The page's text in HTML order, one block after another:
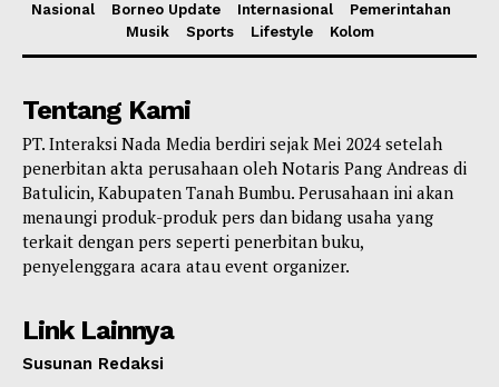
Nasional Borneo Update Internasional
Pemerintahan
Musik
Sports Lifestyle Kolom
Tentang Kami
PT. Interaksi Nada Media berdiri sejak Mei 2024 setelah
penerbitan akta perusahaan oleh Notaris Pang Andreas di
Batulicin, Kabupaten Tanah Bumbu. Perusahaan ini akan
menaungi produk-produk pers dan bidang usaha yang
terkait dengan pers seperti penerbitan buku,
penyelenggara acara atau event organizer.
Link Lainnya
Susunan Redaksi